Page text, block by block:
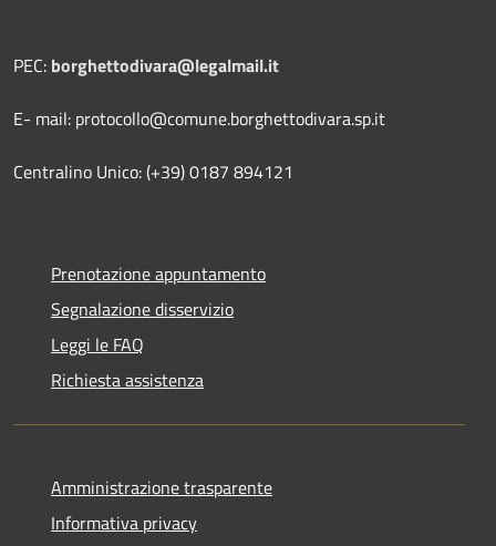
PEC: borghettodivara@legalmail.it
E- mail: protocollo@comune.borghettodivara.sp.it
Centralino Unico: (+39) 0187 894121
Prenotazione appuntamento
Segnalazione disservizio
Leggi le FAQ
Richiesta assistenza
Amministrazione trasparente
Informativa privacy